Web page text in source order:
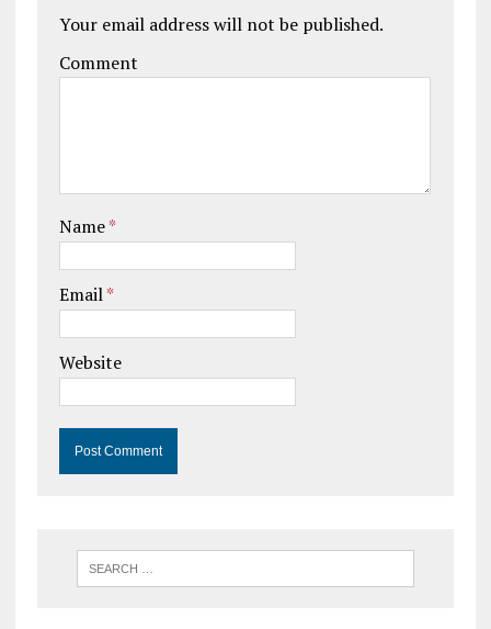
Your email address will not be published.
Comment
Name*
Email*
Website